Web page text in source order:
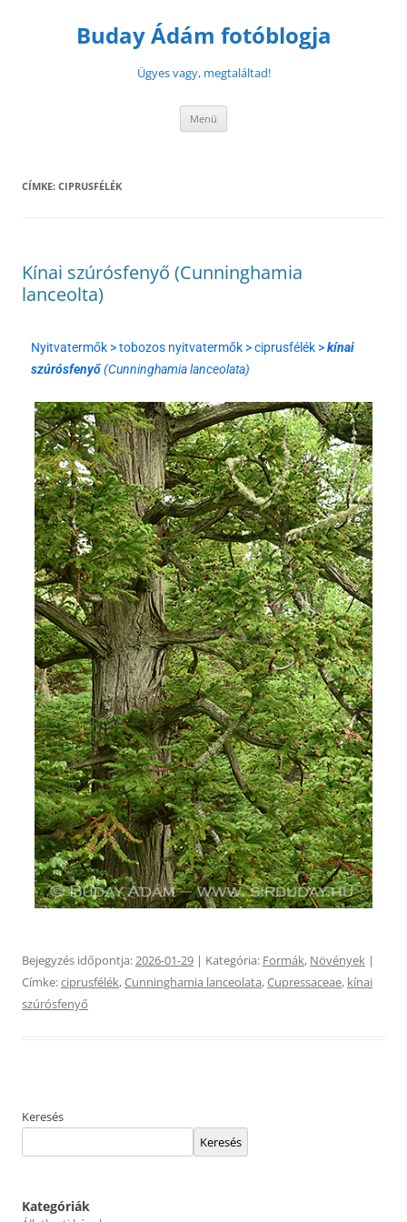
Buday Ádám fotóblogja
Ügyes vagy, megtaláltad!
Menü
CÍMKE: CIPRUSFÉLÉK
Kínai szúrósfenyő (Cunninghamia
lanceolta)
Nyitvatermők > tobozos nyitvatermők > ciprusfélék >kínai
szúrósfenyő(Cunninghamia lanceolata)
Bejegyzés időpontja: 2026-01-29 | Kategória: Formák, Növények |
Címke:ciprusfélék,Cunninghamia lanceolata,Cupressaceae, kínai
szúrósfenyő
Keresés
Keresés
Kategóriák